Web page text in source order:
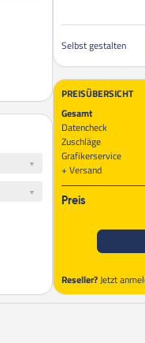
Selbst gestalten
PREISÜBERSICHT
Gesamt
Datencheck
Zuschläge
Grafikerservice
Versand
Preis
Reseller?Jetzt